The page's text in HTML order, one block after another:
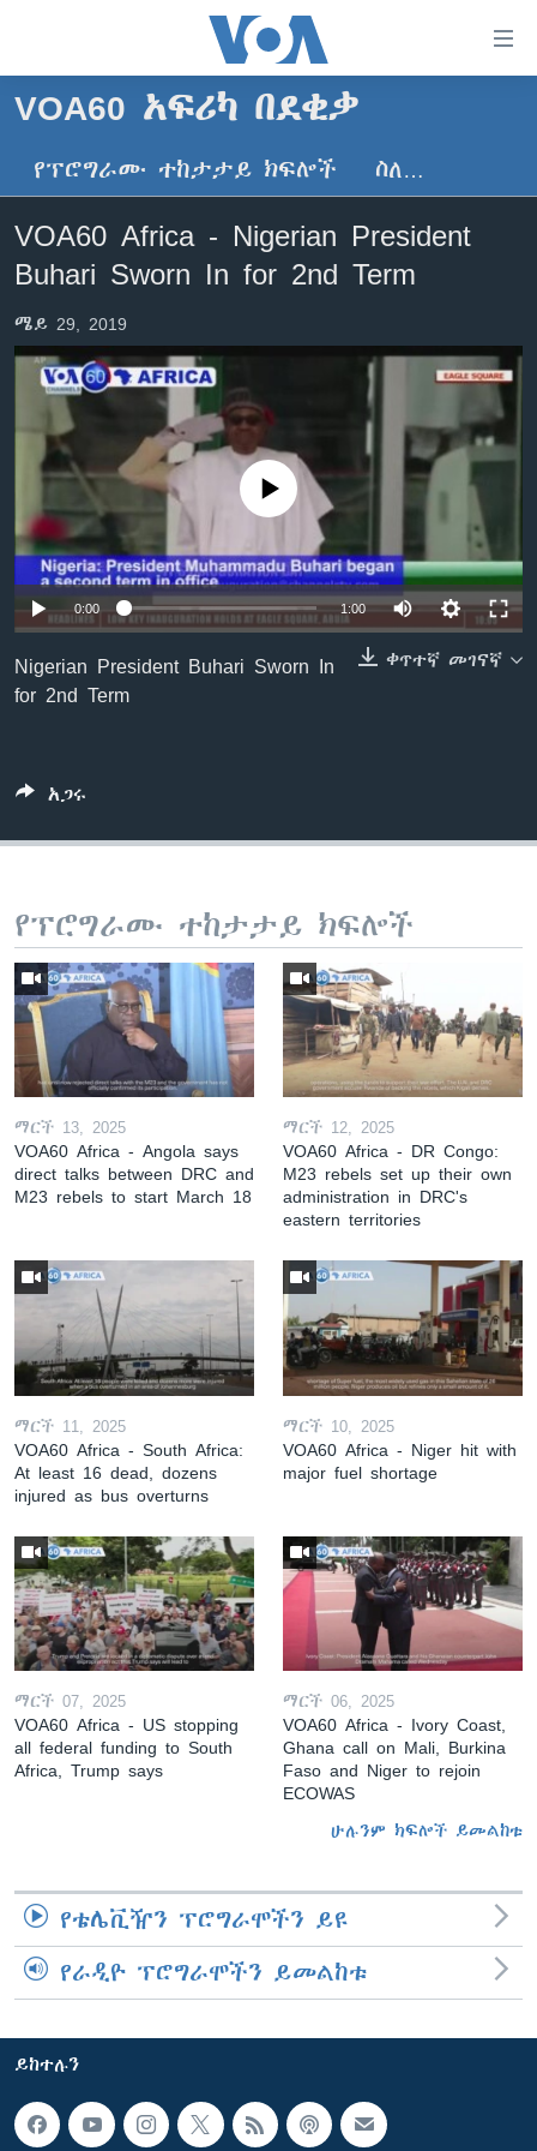
ማገናኛዎች
ዋናው
ይዘት
ወደ
ዋናው
እለፍ
ወደ
ዋናው
ዜና
ኢትዮጵያ
መካከለኛው ምሥራቅ
ኑሮ በጤንነት
ከምሽቱ ሦስት ሰዓት የአማርኛ ዜና
የፎቶ መድብሎች
ክምችት
Learning English
ይከተሉን
ቋንቋዎች
VOA60 አፍሪካ በደቂቃ
የፕሮግራሙ ተከታታይ ክፍሎች ስለ…
VOA60 Africa - Nigerian President
Buhari Sworn In for 2nd Term
ሜይ 29, 2019
No media source currently available
0:00 1:00
ቀጥተኛ መገናኛ
Nigerian President Buhari Sworn In
for 2nd Term
አጋሩ
የፕሮግራሙ ተከታታይ ክፍሎች
ማርች 13, 2025
VOA60 Africa - Angola says
direct talks between DRC and
M23 rebels to start March 18
ማርች 12, 2025
VOA60 Africa - DR Congo:
M23 rebels set up their own
administration in DRC's
eastern territories
ማርች 11, 2025
VOA60 Africa - South Africa:
At least 16 dead, dozens
injured as bus overturns
ማርች 10, 2025
VOA60 Africa - Niger hit with
major fuel shortage
ማርች 07, 2025
VOA60 Africa - US stopping
all federal funding to South
Africa, Trump says
ማርች 06, 2025
VOA60 Africa - Ivory Coast,
Ghana call on Mali, Burkina
Faso and Niger to rejoin
ECOWAS
ሁሉንም ክፍሎች ይመልከቱ
የቴሌቪዥን ፕሮግራሞችን ይዩ
የራዲዮ ፕሮግራሞችን ይመልከቱ
ይከተሉን